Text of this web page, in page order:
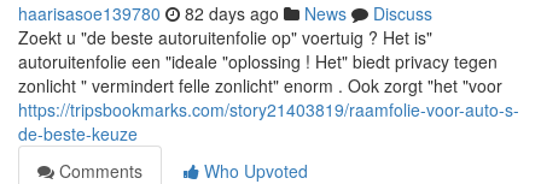
haarisasoe139780 82 days ago News
Discuss
Zoekt u "de beste autoruitenfolie op" voertuig ? Het is"
autoruitenfolie een "ideale "oplossing ! Het" biedt privacy tegen
zonlicht " vermindert felle zonlicht" enorm . Ook zorgt "het "voor
https://tripsbookmarks.com/story21403819/raamfolie-voor-auto-s-
de-beste-keuze
Comments
Who Upvoted